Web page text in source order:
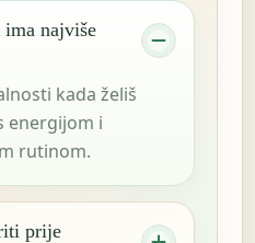
najviše
kada želiš
energijom i
rutinom.
prije